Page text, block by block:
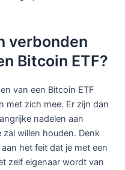
verbonden
Bitcoin ETF?
van een Bitcoin ETF
met zich mee. Er zijn dan
nadelen aan
willen houden. Denk
het feit dat je met een
zelf eigenaar wordt van